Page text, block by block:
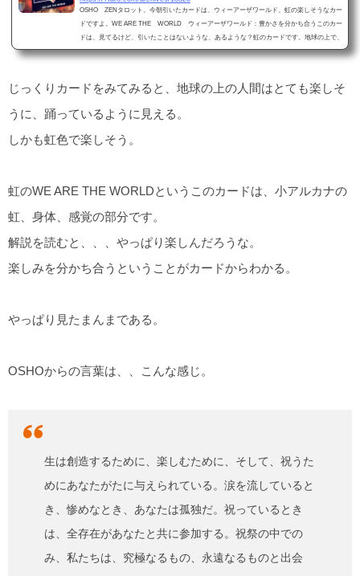
OSHO ZENタロット。今朝引いたカードは、ウィーアーザワールド。虹の楽しそうなカー
ドですよ。WE ARE THE WORLD ウィーアーザワールド：豊かさを分かち合うこのカー
ドは、見てるけど、引いたことはないような、あるような？虹のカードです。地球の上で、
みんな手をつないで輪になっている。友達の輪？みたいな。しかも虹色で楽しそう。虹のW
たまんまである。O...
じっくりカードをみてみると、地球の上の人間はとても楽しそ
うに、踊っているように見える。
しかも虹色で楽しそう。
虹のWE ARE THE WORLDというこのカードは、小アルカナの
虹、身体、感覚の部分です。
解説を読むと、、、やっぱり楽しんだろうな。
楽しみを分かち合うということがカードからわかる。
やっぱり見たまんまである。
OSHOからの言葉は、、こんな感じ。
生は創造するために、楽しむために、そして、祝うた
めにあなたがたに与えられている。涙を流していると
き、惨めなとき、あなたは孤独だ。祝っているとき
は、全存在があなたと共に参加する。祝祭の中での
み、私たちは、究極なるもの、永遠なるものと出会